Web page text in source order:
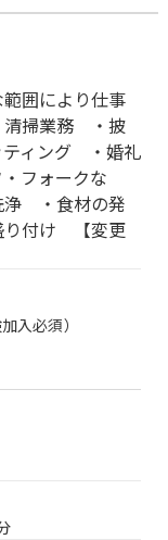
囲により仕事
清掃業務 ・披
ティング ・婚礼
フォークな
浄 ・食材の発
り付け 【変更
入必須）